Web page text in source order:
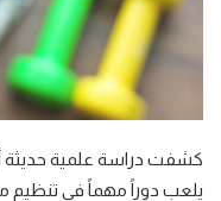
كشفت دراسة علمية حديثة
يلعب دوراً مهماً في تنظيم